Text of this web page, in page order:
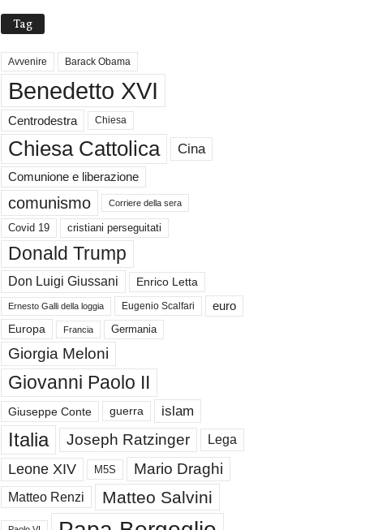
Tag
Avvenire Barack Obama
Benedetto XVI
Centrodestra Chiesa
Chiesa Cattolica Cina
Comunione e liberazione
comunismo Corriere della sera
Covid 19 cristiani perseguitati
Donald Trump
Don Luigi Giussani Enrico Letta
Ernesto Galli della loggia Eugenio Scalfari euro
Europa Francia Germania
Giorgia Meloni
Giovanni Paolo II
Giuseppe Conte guerra islam
Italia Joseph Ratzinger Lega
Leone XIV M5S Mario Draghi
Matteo Renzi Matteo Salvini